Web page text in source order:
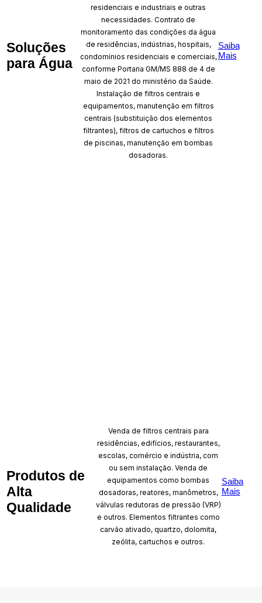
Soluções
para Água
residenciais e industriais e outras
necessidades. Contrato de
monitoramento das condições da água
de residências, indústrias, hospitais,
condomínios residenciais e comerciais,
conforme Portaria GM/MS 888 de 4 de
maio de 2021 do ministério da Saúde.
Instalação de filtros centrais e
equipamentos, manutenção em filtros
centrais (substituição dos elementos
filtrantes), filtros de cartuchos e filtros
de piscinas, manutenção em bombas
dosadoras.
Saiba
Mais
Produtos de
Alta
Qualidade
Venda de filtros centrais para
residências, edifícios, restaurantes,
escolas, comércio e indústria, com
ou sem instalação. Venda de
equipamentos como bombas
dosadoras, reatores, manômetros,
válvulas redutoras de pressão (VRP)
e outros. Elementos filtrantes como
carvão ativado, quartzo, dolomita,
zeólita, cartuchos e outros.
Saiba
Mais